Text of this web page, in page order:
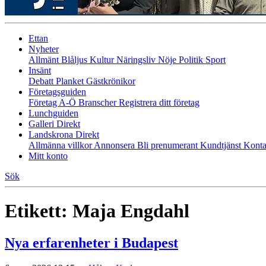
Ettan
Nyheter
Allmänt Blåljus KulturNäringsliv Nöje Politik Sport
Insänt
Debatt Planket Gästkrönikor
Företagsguiden
Företag A-Ö BranscherRegistrera ditt företag
Lunchguiden
Galleri Direkt
Landskrona Direkt
Allmänna villkorAnnonsera Bli prenumerant Kundtjänst
Mitt konto
Sök
Etikett: Maja Engdahl
Nya erfarenheter i Budapest